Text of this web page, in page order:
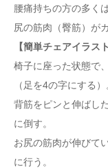
腰痛持ちの方の多く
尻の筋肉（臀筋）が
【簡単チェアイラス
椅子に座った状態で
（足を4の字にする）
背筋をピンと伸ばし
に倒す。
お尻の筋肉が伸びて
に行う。